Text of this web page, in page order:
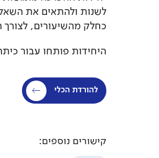
לשנות ולהתאים את
כחלק מהשיעורים,
היחידות פותחו עבור
להורדת הכלי
קישורים נוספים: